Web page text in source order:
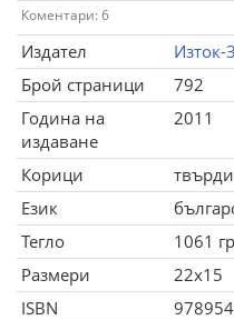
Коментари: 6
Издател
Изток-
Брой страници
792
Година на
издаване
2011
Корици
твърди
Език
Тегло
1061
Размери
22x15
ISBN